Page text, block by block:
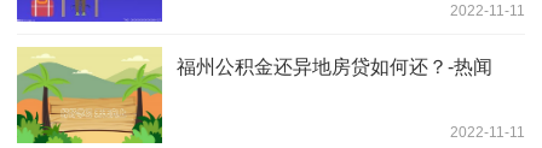
2022-11-11
福州公积金还异地房贷如何还？-热闻
2022-11-11